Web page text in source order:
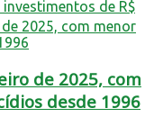
de 2025, com
desde 1996